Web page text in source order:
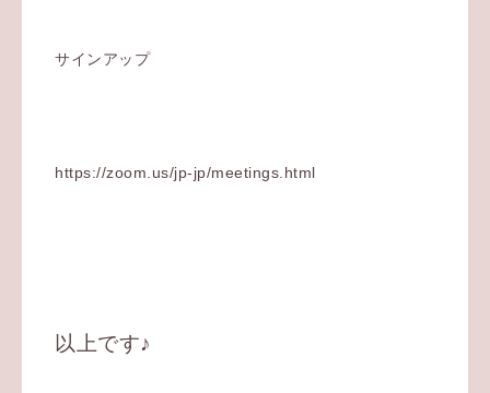
サインアップ
https://zoom.us/jp-jp/meetings.html
以上です♪